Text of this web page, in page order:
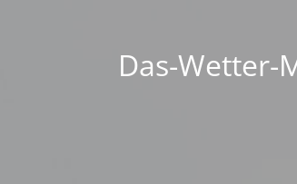
Das-Wetter-